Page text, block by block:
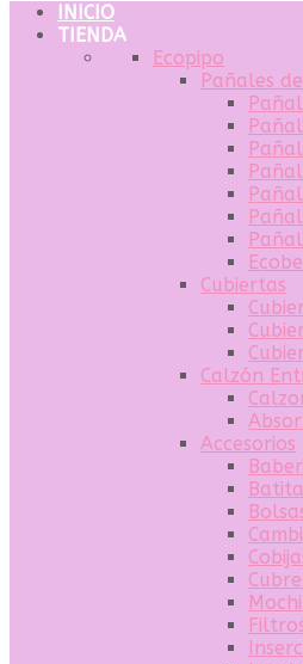
INICIO
TIENDA
Ecopipo
Pañales
Cubiertas
Calzón
Accesorios